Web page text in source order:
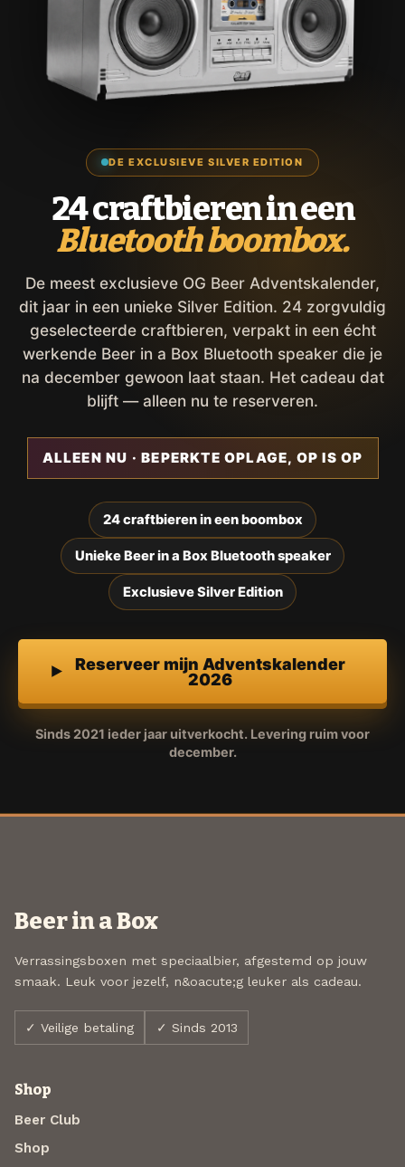
DE EXCLUSIEVE SILVER EDITION
24 craftbieren in een
Bluetooth boombox.
De meest exclusieve OG Beer Adventskalender,
dit jaar in een unieke Silver Edition. 24 zorgvuldig
geselecteerde craftbieren, verpakt in een écht
werkende Beer in a Box Bluetooth speaker die je
na december gewoon laat staan. Het cadeau dat
blijft — alleen nu te reserveren.
ALLEEN NU · BEPERKTE OPLAGE, OP IS OP
24 craftbieren in een boombox
Unieke Beer in a Box Bluetooth speaker
Exclusieve Silver Edition
Reserveer mijn Adventskalender
2026
Sinds 2021 ieder jaar uitverkocht. Levering ruim voor
december.
Beer in a Box
Verrassingsboxen met speciaalbier, afgestemd op jouw
smaak. Leuk voor jezelf, n&oacute;g leuker als cadeau.
✓ Veilige betaling ✓ Sinds 2013
Shop
Beer Club
Shop